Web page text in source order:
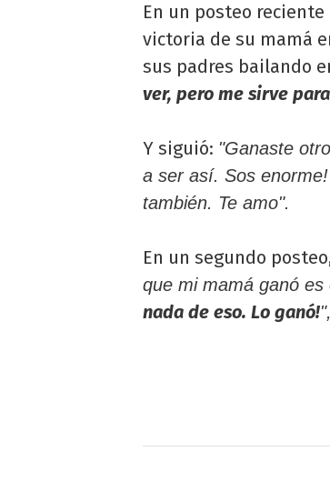
En un posteo
victoria de su mamá
sus padres bailando
ver, pero me sirve
Y siguió: "Ganaste
a ser así. Sos
también. Te amo".
En un segundo
que mi mamá ganó es
nada de eso. Lo ganó!",